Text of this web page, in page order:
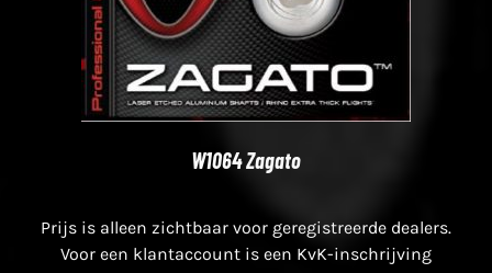
W1064 Zagato
Prijs is alleen zichtbaar voor geregistreerde dealers.
Voor een klantaccount is een KvK-inschrijving